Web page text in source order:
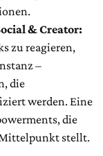
& Creator:
zu reagieren,
–
die
werden. Eine
die
stellt.